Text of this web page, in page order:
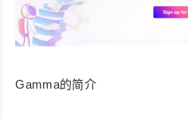
Gamma的简介